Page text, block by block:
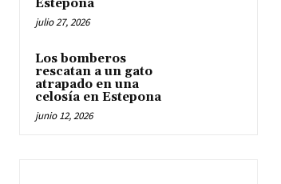
Estepona
julio 27, 2026
Los bomberos
rescatan a un gato
atrapado en una
celosía en Estepona
junio 12, 2026